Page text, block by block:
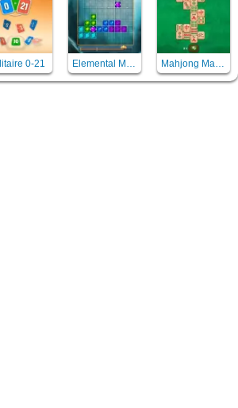
0-21 Elemental Magic Puzzle Mahjong Master 2